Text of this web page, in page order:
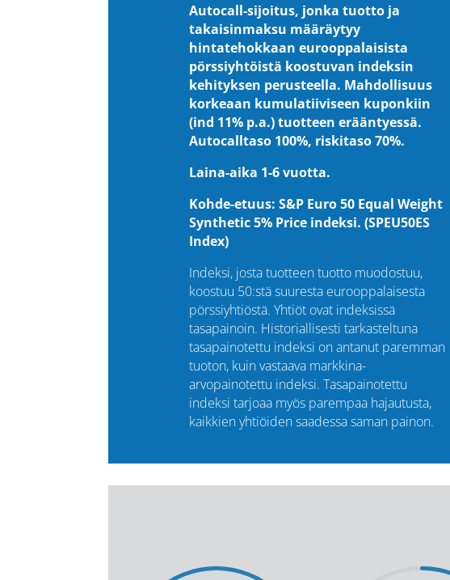
Autocall-sijoitus, jonka tuotto ja
takaisinmaksu määräytyy
hintatehokkaan eurooppalaisista
pörssiyhtöistä koostuvan indeksin
kehityksen perusteella. Mahdollisuus
korkeaan kumulatiiviseen kuponkiin
(ind 11% p.a.) tuotteen erääntyessä.
Autocalltaso 100%, riskitaso 70%.
Laina-aika 1-6 vuotta.
Kohde-etuus: S&P Euro 50 Equal Weight
Synthetic 5% Price indeksi. (SPEU50ES
Index)
Indeksi, josta tuotteen tuotto muodostuu,
koostuu 50:stä suuresta eurooppalaisesta
pörssiyhtiöstä. Yhtiöt ovat indeksissä
tasapainoin. Historiallisesti tarkasteltuna
tasapainotettu indeksi on antanut paremman
tuoton, kuin vastaava markkina-
arvopainotettu indeksi. Tasapainotettu
indeksi tarjoaa myös parempaa hajautusta,
kaikkien yhtiöiden saadessa saman painon.